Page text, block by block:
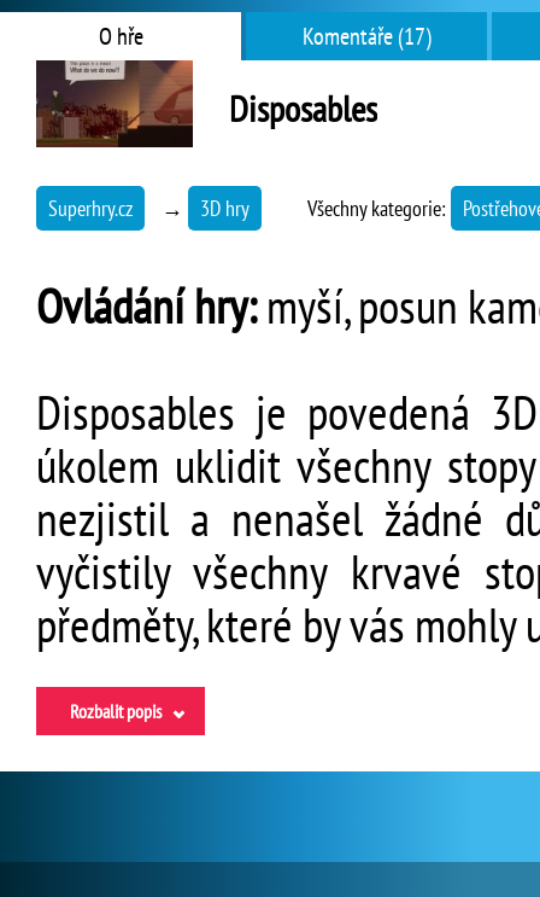
O hře Komentáře (17)
Disposables
Superhry.cz → 3D hry Všechny kategorie:
Ovládání hry:myší, posun
Disposables je povedená
úkolem uklidit všechny
nezjistil a nenašel žádné
vyčistily všechny krvavé
předměty, které by vás
Rozbalit popis